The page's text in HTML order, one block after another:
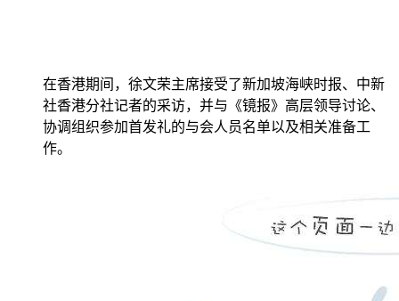
在香港期间，徐文荣主席接受了新加坡海峡时报、中新
社香港分社记者的采访，并与《镜报》高层领导讨论、
协调组织参加首发礼的与会人员名单以及相关准备工
作。